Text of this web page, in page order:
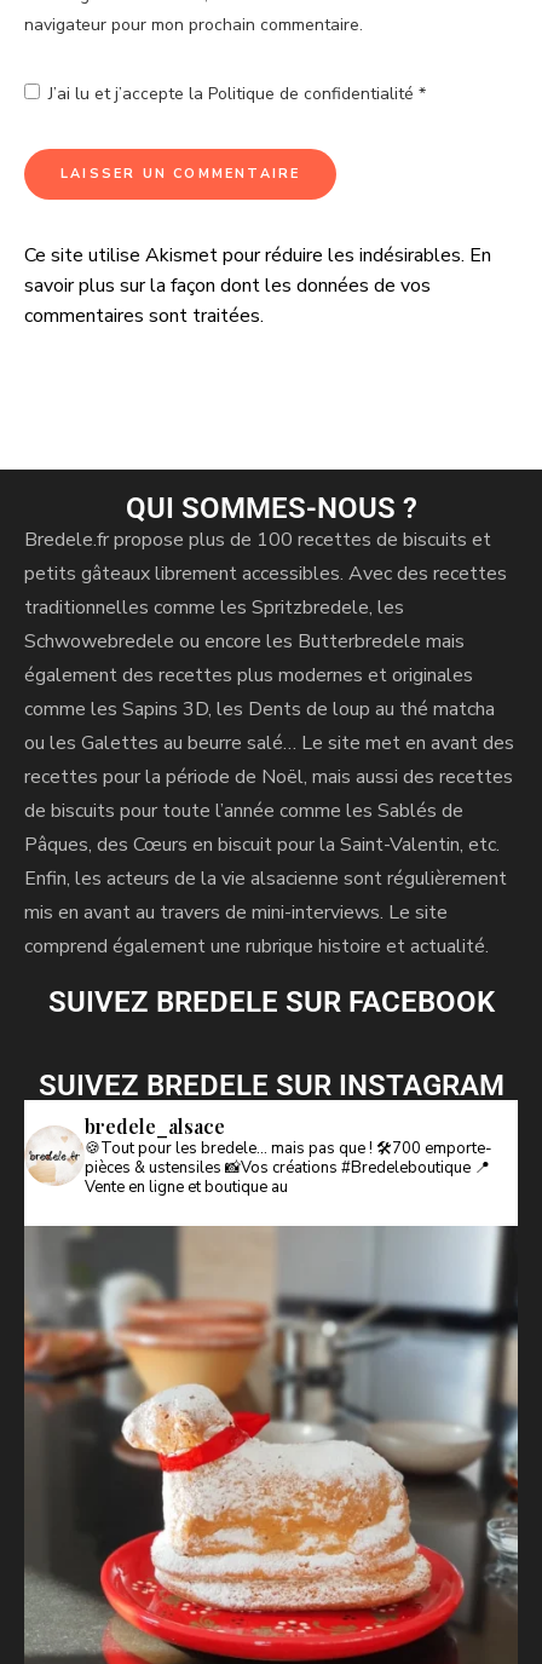
navigateur pour mon prochain commentaire.
J’ai lu et j’accepte la Politique de confidentialité *
A
l
t
t
v
:
Ce site utilise Akismet pour réduire les indésirables. En
savoir plus sur la façon dont les données de vos
commentaires sont traitées.
QUI SOMMES-NOUS ?
Bredele.fr propose plus de 100 recettes de biscuits et
petits gâteaux librement accessibles. Avec des recettes
traditionnelles comme les Spritzbredele, les
Schwowebredele ou encore les Butterbredele mais
également des recettes plus modernes et originales
comme les Sapins 3D, les Dents de loup au thé matcha
ou les Galettes au beurre salé… Le site met en avant des
recettes pour la période de Noël, mais aussi des recettes
de biscuits pour toute l’année comme les Sablés de
Pâques, des Cœurs en biscuit pour la Saint-Valentin, etc.
Enfin, les acteurs de la vie alsacienne sont régulièrement
mis en avant au travers de mini-interviews. Le site
comprend également une rubrique histoire et actualité.
SUIVEZ BREDELE SUR FACEBOOK
SUIVEZ BREDELE SUR INSTAGRAM
bredele_alsace
🍪Tout pour les bredele… mais pas que ! 🛠️700 emporte-
pièces & ustensiles 📸Vos créations #Bredeleboutique 📍
Vente en ligne et boutique au